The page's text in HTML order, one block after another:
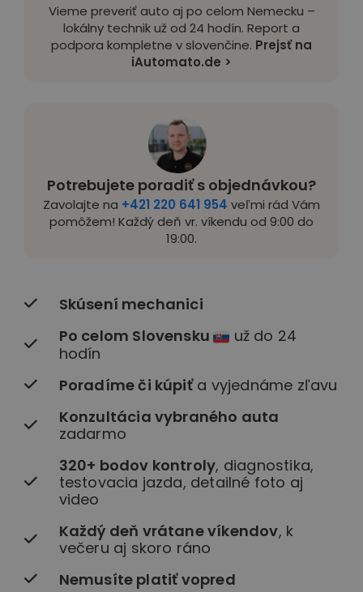
Potrebujete poradiť s objednávkou?
Zavolajte na +421 220 641 954 veľmi rád Vám
pomôžem! Každý deň vr. víkendu od 9:00 do
19:00.
Skúsení mechanici
Po celom Slovensku
už do 24
hodín
Poradíme či kúpiťa vyjednáme zľavu
Konzultácia vybraného auta
zadarmo
320+ bodov kontroly, diagnostika,
testovacia jazda, detailné foto aj
video
Každý deň vrátane víkendov, k
večeru aj skoro ráno
Nemusíte platiť vopred
Vieme preveriť auto aj po celom Nemecku –
lokálny technik už od 24 hodín. Report a
podpora kompletne v slovenčine. Prejsť na
iAutomato.de >